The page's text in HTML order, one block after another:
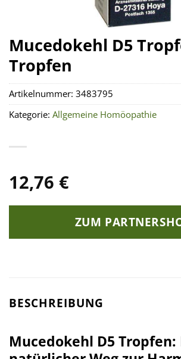
Mucedokehl D5
Tropfen
12,76 €
ZUM
Artikelnummer: 3483795
Kategorie: Allgemeine Homöopathie
BESCHREIBUNG
Mucedokehl D5 Tropfen: